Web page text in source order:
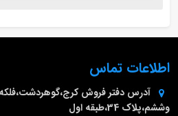
اطلاعات تماس
آدرس دفتر فروش
وششم،پلاک 34،طبقه اول